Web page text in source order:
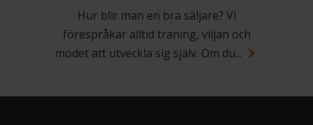
Hur blir man en bra säljare? Vi
förespråkar alltid träning, viljan och
modet att utveckla sig själv. Om du...